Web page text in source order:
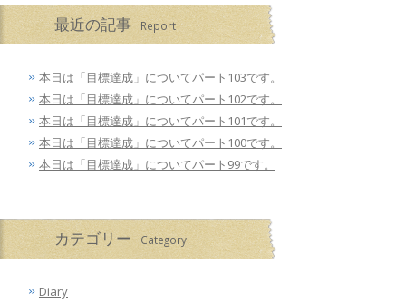
最近の記事 Report
本日は「目標達成」についてパート103です。
本日は「目標達成」についてパート102です。
本日は「目標達成」についてパート101です。
本日は「目標達成」についてパート100です。
本日は「目標達成」についてパート99です。
カテゴリー Category
Diary